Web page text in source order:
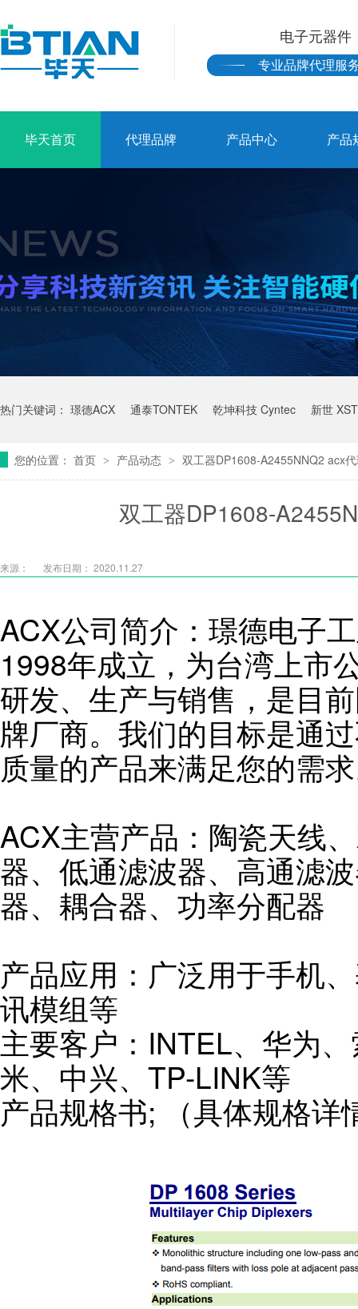
电子元器件
专业品牌代理服
毕天首页 代理品牌 产品中心 产品
热门关键词： 璟德ACX 通泰TONTEK 乾坤科技 Cyntec 新世
您的位置： 首页 > 产品动态 > 双工器DP1608-A2455NNQ2 acx
双工器DP1608-
来源： 发布日期： 2020.11.27
ACX公司简介：璟德电子
1998年成立，为台湾上市
研发、生产与销售，是目
牌厂商。我们的目标是通
质量的产品来满足您的需
ACX主营产品：陶瓷天线
器、低通滤波器、高通滤
器、耦合器、功率分配器
产品应用：广泛用于手机
讯模组等
主要客户：INTEL、华为
米、中兴、TP-LINK等
产品规格书; （具体规格详